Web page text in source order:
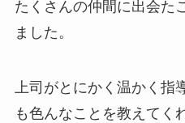
たくさんの仲間に出会た
ました。
上司がとにかく温かく指
も色んなことを教えてく